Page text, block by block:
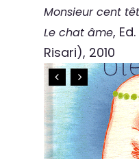
Monsieur cent
Le chat âme,
Risari), 2010